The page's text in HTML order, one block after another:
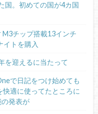
国。初めての国が4カ国
M3チップ搭載13インチ
イトを購入
を迎えるに当たって
で日記をつけ始めても
適に使ってたところに
発表が